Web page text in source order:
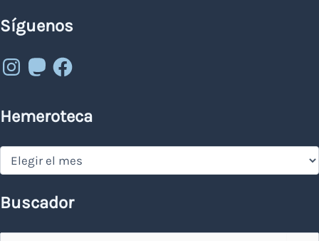
Síguenos
Instagram
MastodonFacebook
Hemeroteca
Hemeroteca
Buscador